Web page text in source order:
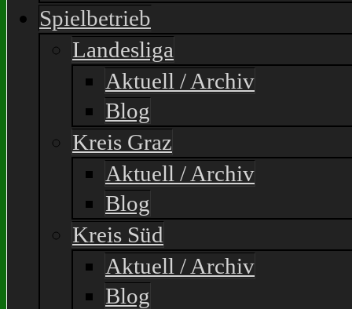
Spielbetrieb
Landesliga
Aktuell / Archiv
Blog
Kreis Graz
Aktuell / Archiv
Blog
Kreis Süd
Aktuell / Archiv
Blog